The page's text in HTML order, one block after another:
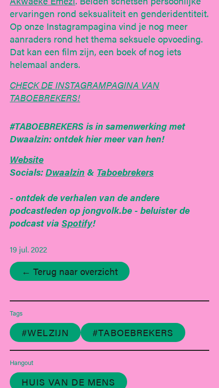
ervaringen rond seksualiteit en genderidentiteit.
Op onze Instagrampagina vind je nog meer
aanraders rond het thema seksuele opvoeding.
Dat kan een film zijn, een boek of nog iets
helemaal anders.
CHECK DE INSTAGRAMPAGINA VAN
TABOEBREKERS!
#TABOEBREKERS is in samenwerking met
Dwaalzin: ontdek hier meer van hen!
Website
Socials:Dwaalzin& Taboebrekers
- ontdek de verhalen van de andere
podcastleden op jongvolk.be- beluister de
podcast via Spotify!
19 jul. 2022
← Terug naar overzicht
Tags
#WELZIJN #TABOEBREKERS
Hangout
HUIS VAN DE MENS